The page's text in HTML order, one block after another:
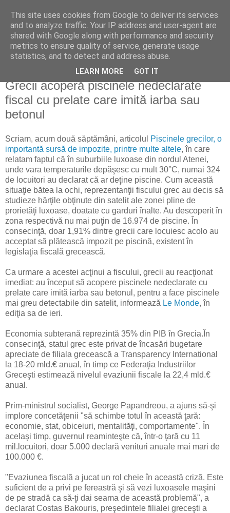
Reflecţii economice
blog de reflecţii, informaţii şi opinii economice
vineri, 14 mai 2010
Grecii acoperă piscinele nedeclarate
fiscal cu prelate care imită iarba sau
betonul
Scriam, acum două săptămâni, articolul
Piscinele grecilor, o
importantă sursă de impozite, printre multe altele, în care
relatam faptul că în suburbiile luxoase din nordul Atenei,
unde vara temperaturile depăşesc cu mult 30°C, numai 324
de locuitori au declarat că ar deţine piscine. Cum această
situaţie bătea la ochi, reprezentanţii fiscului grec au decis să
studieze hărţile obţinute din satelit ale zonei pline de
prorietăţi luxoase, doatate cu garduri înalte. Au descoperit în
zona respectivă nu mai puţin de 16.974 de piscine. În
consecinţă, doar 1,91% dintre grecii care locuiesc acolo au
acceptat să plătească impozit pe piscină, existent în
legislaţia fiscală grecească.
Ca urmare a acestei acţinui a fiscului, grecii au reacţionat
imediat: au început să acopere piscinele nedeclarate cu
prelate care imită iarba sau betonul, pentru a face piscinele
mai greu detectabile din satelit, informează Le Monde, în
ediţia sa de ieri.
Economia subterană reprezintă 35% din PIB în Grecia.În
consecinţă, statul grec este privat de încasări bugetare
apreciate de filiala grecească a Transparency International
la 18-20 mld.€ anual, în timp ce Federaţia Industriilor
Greceşti estimează nivelul evaziunii fiscale la 22,4 mld.€
anual.
Prim-ministrul socialist, George Papandreou, a ajuns să-şi
implore concetăţenii "să schimbe totul în această ţară:
economie, stat, obiceiuri, mentalităţi, comportamente". În
acelaşi timp, guvernul reaminteşte că, într-o ţară cu 11
mil.locuitori, doar 5.000 declară venituri anuale mai mari de
100.000 €.
"Evaziunea fiscală a jucat un rol cheie în această criză. Este
suficient de a privi pe fereastră şi să vezi luxoasele maşini
de pe stradă ca să-ţi dai seama de această problemă", a
declarat Costas Bakouris, preşedintele filialei greceşti a
This site uses cookies from Google to deliver its services
and to analyze traffic. Your IP address and user-agent are
shared with Google along with performance and security
metrics to ensure quality of service, generate usage
statistics, and to detect and address abuse.
LEARN MORE GOT IT